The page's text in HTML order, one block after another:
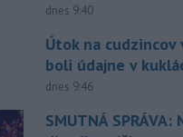
dnes 9:40
Útok na
boli údajne v
dnes 9:46
SMUTNÁ